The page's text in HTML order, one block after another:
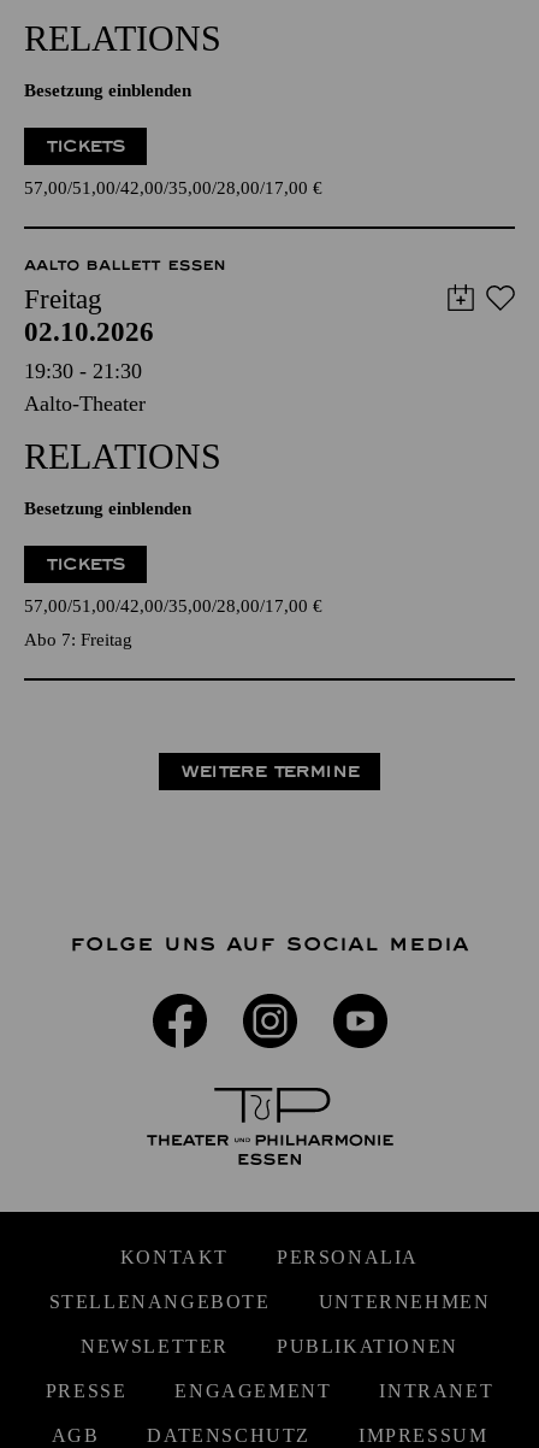
RELATIONS
Besetzung einblenden
TICKETS
57,00 51,00 42,00 35,00 28,00 17,00 €
AALTO BALLETT ESSEN
Freitag
02.10.2026
19:30 - 21:30
Aalto-Theater
RELATIONS
Besetzung einblenden
TICKETS
57,00 51,00 42,00 35,00 28,00 17,00 €
Abo 7: Freitag
WEITERE TERMINE
FOLGE UNS AUF SOCIAL MEDIA
KONTAKT PERSONALIA
STELLENANGEBOTE UNTERNEHMEN
NEWSLETTER PUBLIKATIONEN
PRESSE ENGAGEMENT INTRANET
AGB DATENSCHUTZ IMPRESSUM